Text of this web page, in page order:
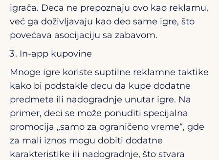
igrača. Deca ne prepoznaju ovo kao reklamu,
već ga doživljavaju kao deo same igre, što
povećava asocijaciju sa zabavom.
In-app kupovine
Mnoge igre koriste suptilne reklamne taktike
kako bi podstakle decu da kupe dodatne
predmete ili nadogradnje unutar igre. Na
primer, deci se može ponuditi specijalna
promocija „samo za ograničeno vreme“, gde
za mali iznos mogu dobiti dodatne
karakteristike ili nadogradnje, što stvara